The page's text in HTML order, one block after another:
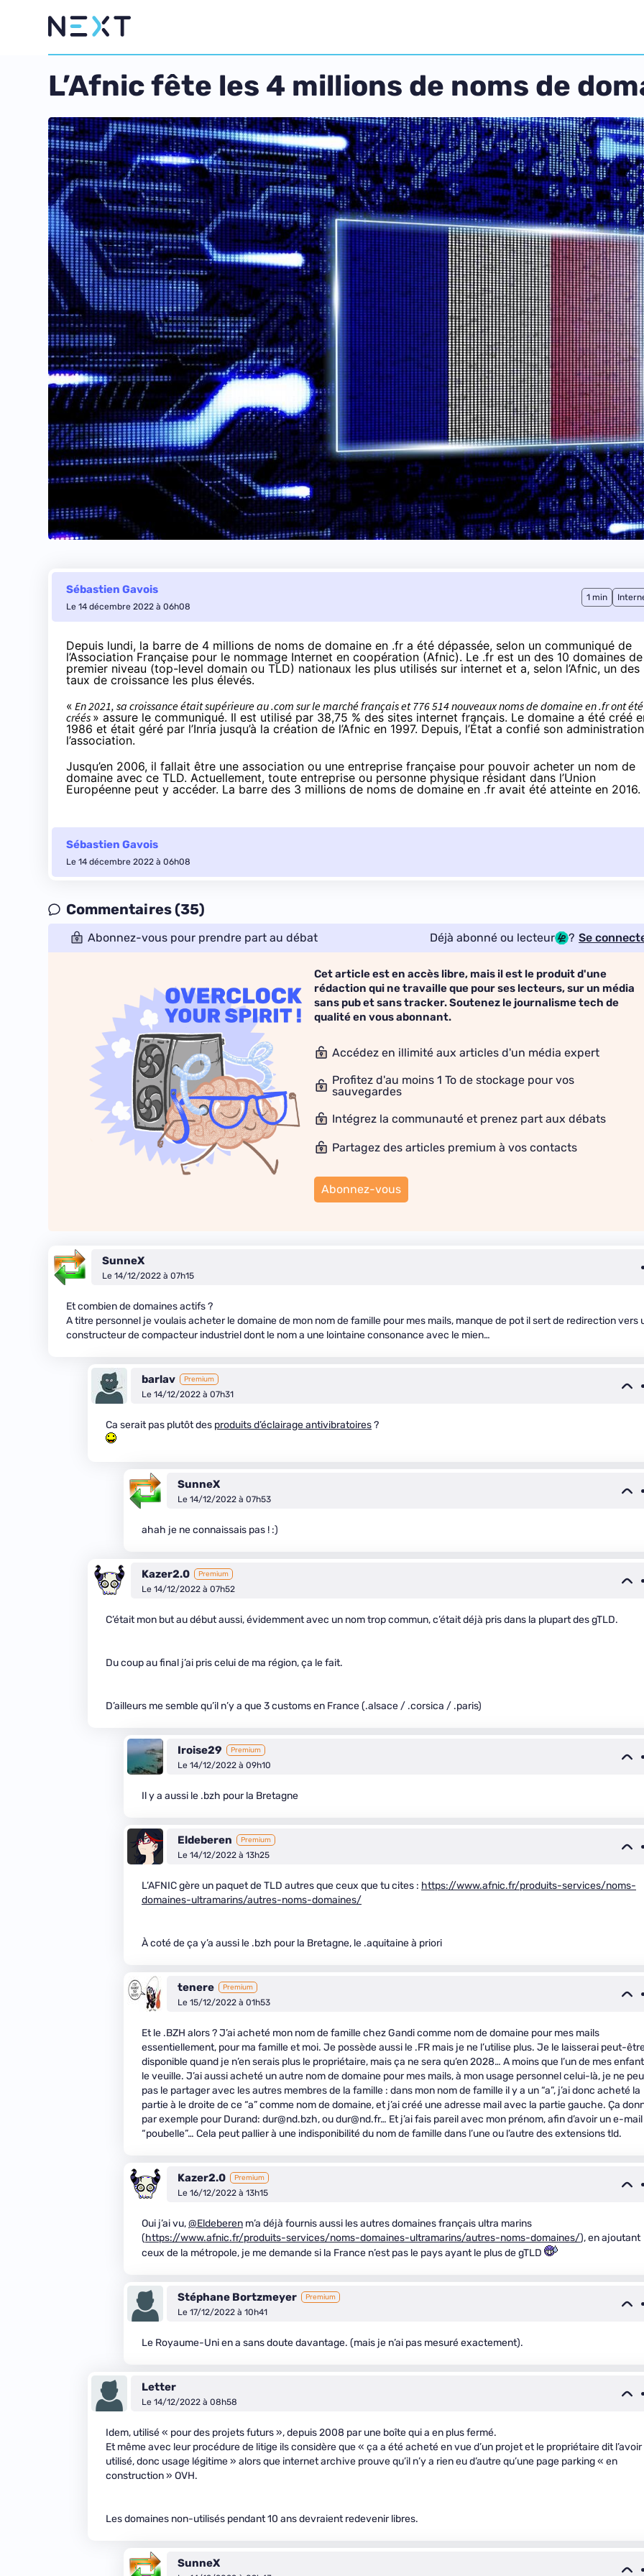
L’Afnic fête les 4 millions de noms de
Sébastien Gavois
Le 14 décembre 2022 à 06h08
1 min
Depuis lundi, la barre de 4 millions de noms de domaine en .fr a été dépassée, selon un communiqué de
l’Association Française pour le nommage Internet en coopération (Afnic). Le .fr est un des 10 domaines de
premier niveau (top-level domain ou TLD) nationaux les plus utilisés sur internet et a, selon l’Afnic, un des
taux de croissance les plus élevés.
« En 2021, sa croissance était supérieure au .com sur le marché français et 776 514 nouveaux noms de domaine en .fr ont été
créés » assure le communiqué. Il est utilisé par 38,75 % des sites internet français. Le domaine a été créé
1986 et était géré par l’Inria jusqu’à la création de l’Afnic en 1997. Depuis, l’État a confié son
l’association.
Jusqu’en 2006, il fallait être une association ou une entreprise française pour pouvoir acheter un nom de
domaine avec ce TLD. Actuellement, toute entreprise ou personne physique résidant dans l’Union
Européenne peut y accéder. La barre des 3 millions de noms de domaine en .fr avait été atteinte en 2016.
Sébastien Gavois
Le 14 décembre 2022 à 06h08
Commentaires (35)
Abonnez-vous pour prendre part au débat Déjà abonné ou lecteur ? Se
Cet article est en accès libre, mais il est le produit d'une
rédaction qui ne travaille que pour ses lecteurs, sur un média
sans pub et sans tracker. Soutenez le journalisme tech de
qualité en vous abonnant.
Accédez en illimité aux articles d'un média expert
Profitez d'au moins 1 To de stockage pour vos
sauvegardes
Intégrez la communauté et prenez part aux débats
Partagez des articles premium à vos contacts
Abonnez-vous
SunneX
Le 14/12/2022 à 07h15
Et combien de domaines actifs ?
A titre personnel je voulais acheter le domaine de mon nom de famille pour mes mails, manque de pot il sert de redirection vers
constructeur de compacteur industriel dont le nom a une lointaine consonance avec le mien…
barlav Premium
Le 14/12/2022 à 07h31
Ca serait pas plutôt des produits d’éclairage antivibratoires?
SunneX
Le 14/12/2022 à 07h53
ahah je ne connaissais pas ! :)
Kazer2.0 Premium
Le 14/12/2022 à 07h52
C’était mon but au début aussi, évidemment avec un nom trop commun, c’était déjà pris dans la plupart des gTLD.
Du coup au final j’ai pris celui de ma région, ça le fait.
D’ailleurs me semble qu’il n’y a que 3 customs en France (.alsace / .corsica / .paris)
Iroise29 Premium
Le 14/12/2022 à 09h10
Il y a aussi le .bzh pour la Bretagne
Eldeberen Premium
Le 14/12/2022 à 13h25
L’AFNIC gère un paquet de TLD autres que ceux que tu cites : https://www.afnic.fr/produits-services/noms-
domaines-ultramarins/autres-noms-domaines/
À coté de ça y’a aussi le .bzh pour la Bretagne, le .aquitaine à priori
tenere Premium
Le 15/12/2022 à 01h53
Et le .BZH alors ? J’ai acheté mon nom de famille chez Gandi comme nom de domaine pour mes mails
essentiellement, pour ma famille et moi. Je possède aussi le .FR mais je ne l’utilise plus. Je le laisserai peut-
disponible quand je n’en serais plus le propriétaire, mais ça ne sera qu’en 2028… A moins que l’un de mes
le veuille. J’ai aussi acheté un autre nom de domaine pour mes mails, à mon usage personnel celui-là, je ne
pas le partager avec les autres membres de la famille : dans mon nom de famille il y a un “a”, j’ai donc acheté la
partie à le droite de ce “a” comme nom de domaine, et j’ai créé une adresse mail avec la partie gauche. Ça
par exemple pour Durand: dur@nd.bzh, ou dur@nd.fr… Et j’ai fais pareil avec mon prénom, afin d’avoir un e-mail
“poubelle”… Cela peut pallier à une indisponibilité du nom de famille dans l’une ou l’autre des extensions tld.
Kazer2.0 Premium
Le 16/12/2022 à 13h15
Oui j’ai vu,@Eldeberen m’a déjà fournis aussi les autres domaines français ultra marins
(https://www.afnic.fr/produits-services/noms-domaines-ultramarins/autres-noms-domaines/), en ajoutant
ceux de la métropole, je me demande si la France n’est pas le pays ayant le plus de gTLD
Stéphane Bortzmeyer Premium
Le 17/12/2022 à 10h41
Le Royaume-Uni en a sans doute davantage. (mais je n’ai pas mesuré exactement).
Letter
Le 14/12/2022 à 08h58
Idem, utilisé « pour des projets futurs », depuis 2008 par une boîte qui a en plus fermé.
Et même avec leur procédure de litige ils considère que « ça a été acheté en vue d’un projet et le propriétaire dit l’avoir
utilisé, donc usage légitime » alors que internet archive prouve qu’il n’y a rien eu d’autre qu’une page parking « en
construction » OVH.
Les domaines non-utilisés pendant 10 ans devraient redevenir libres.
SunneX